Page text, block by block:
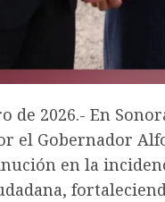
de 2026.- En
el Gobernador
en la